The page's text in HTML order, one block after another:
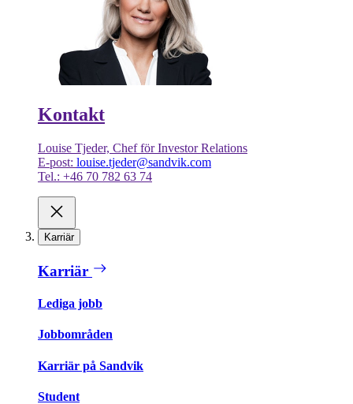
Kontakt
Louise Tjeder, Chef för Investor Relations
E-post: louise.tjeder@sandvik.com
Tel.: +46 70 782 63 74
Karriär
Karriär
Lediga jobb
Jobbområden
Karriär på Sandvik
Student